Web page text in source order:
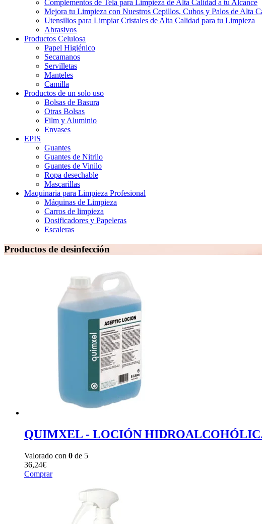
Complementos de Tela para Limpieza de Alta Calidad a tu Alcance
Mejora tu Limpieza con Nuestros Cepillos, Cubos y Palos de Alta
Utensilios para Limpiar Cristales de Alta Calidad para tu Limpieza
Abrasivos
Productos Celulosa
Papel Higiénico
Secamanos
Servilletas
Manteles
Camilla
Productos de un solo uso
Bolsas de Basura
Otras Bolsas
Film y Aluminio
Envases
EPIS
Guantes
Guantes de Nitrilo
Guantes de Vinilo
Ropa desechable
Mascarillas
Maquinaria para Limpieza Profesional
Máquinas de Limpieza
Carros de limpieza
Dosificadores y Papeleras
Escaleras
Productos de desinfección
QUIMXEL - LOCIÓN
Valorado con 0 de 5
36,24€
Comprar